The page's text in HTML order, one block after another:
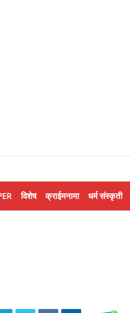
विशेष क्राईमनामा धर्म संस्कृती